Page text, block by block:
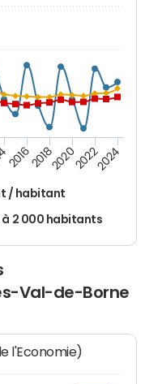
/ habitant
à 2 000 habitants
20162018202020222024
Val-de-Borne
l'Economie)